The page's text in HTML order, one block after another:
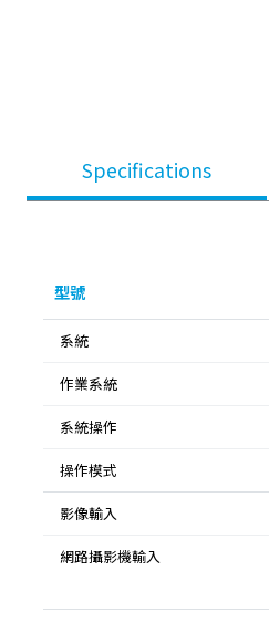
Specifications
型號
系統
作業系統
系統操作
操作模式
影像輸入
網路攝影機輸入